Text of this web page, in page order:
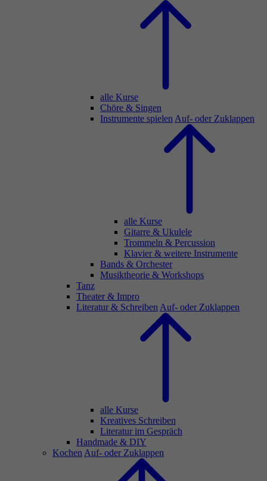
alle Kurse
Chöre & Singen
Instrumente spielen Auf- oder Zuklappen
alle Kurse
Gitarre & Ukulele
Trommeln & Percussion
Klavier & weitere Instrumente
Bands & Orchester
Musiktheorie & Workshops
Tanz
Theater & Impro
Literatur & Schreiben Auf- oder Zuklappen
alle Kurse
Kreatives Schreiben
Literatur im Gespräch
Handmade & DIY
Kochen Auf- oder Zuklappen